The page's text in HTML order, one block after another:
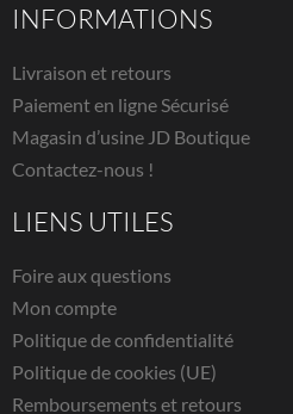
INFORMATIONS
Livraison et retours
Paiement en ligne Sécurisé
Magasin d’usine JD Boutique
Contactez-nous !
LIENS UTILES
Foire aux questions
Mon compte
Politique de confidentialité
Politique de cookies (UE)
Remboursements et retours